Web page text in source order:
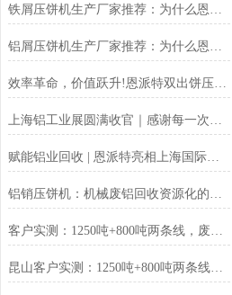
铁屑压饼机生产厂家推荐：为什么恩派特成为工业固废处理的优选品牌？
铝屑压饼机生产厂家推荐：为什么恩派特成为众多企业的优选？
效率革命，价值跃升!恩派特双出饼压饼机全新升级，重塑金属回收
上海铝工业展圆满收官｜感谢每一次相遇，我们明年再见！
赋能铝业回收 | 恩派特亮相上海国际铝工业展
铝销压饼机：机械废铝回收资源化的环保核心设备
客户实测：1250吨+800吨两条线，废料回收从成本中心变利润来源
昆山客户实测：1250吨+800吨两条线，废料回收从成本中心变利润来源